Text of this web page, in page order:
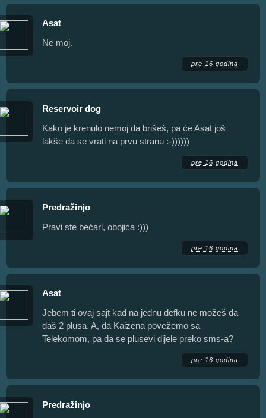
Asat
Ne moj.
pre 16 godina
Reservoir dog
Kako je krenulo nemoj da brišeš, pa će Asat još
lakše da se vrati na prvu stranu :-))))))
pre 16 godina
Predražinjo
Pravi ste bećari, obojica :)))
pre 16 godina
Asat
Jebem ti ovaj sajt kad na jednu defku ne možeš da
daš 2 plusa. A, da Kaizena povežemo sa
Telekomom, pa da se plusevi dijele preko sms-a?
pre 16 godina
Predražinjo